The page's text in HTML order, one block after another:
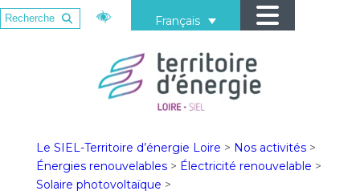
Français
Le SIEL-Territoire d’énergie Loire > Nos activités>
Énergies renouvelables> Électricité renouvelable >
Solaire photovoltaïque >